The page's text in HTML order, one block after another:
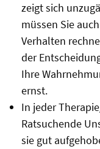
zeigt sich
müssen Sie
Verhalten
der
Ihre
ernst.
In jeder
Ratsuchende
sie gut